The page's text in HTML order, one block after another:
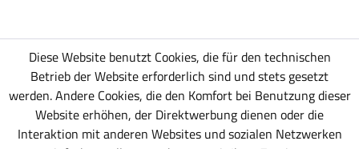
Diese Website benutzt Cookies, die für den technischen
Betrieb der Website erforderlich sind und stets gesetzt
werden. Andere Cookies, die den Komfort bei Benutzung dieser
Website erhöhen, der Direktwerbung dienen oder die
Interaktion mit anderen Websites und sozialen Netzwerken